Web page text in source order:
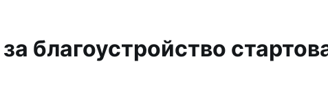
благоустройство